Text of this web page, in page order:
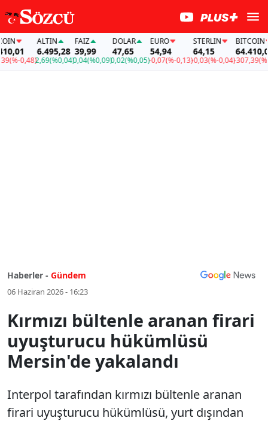
(%-0,48)
ALTIN
6.495,28
2,69(%0,04)
FAİZ
39,99
0,04(%0,09)
DOLAR
47,65
0,02(%0,05)
EURO
54,94
-0,07(%-0,13)
STERLIN
64,15
-0,03(%-0,04)
BITCOIN
64.410,01
-307,39(%-
Haberler - Gündem
06 Haziran 2026 - 16:23
Kırmızı bültenle aranan firari
uyuşturucu hükümlüsü
Mersin'de yakalandı
Interpol tarafından kırmızı bültenle aranan
firari uyuşturucu hükümlüsü, yurt dışından